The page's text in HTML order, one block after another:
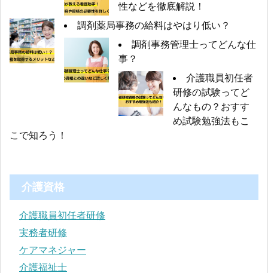
性などを徹底解説！
調剤薬局事務の給料はやはり低い？
調剤事務管理士ってどんな仕
事？
介護職員初任者
研修の試験ってど
んなもの？おすす
め試験勉強法もこ
こで知ろう！
介護資格
介護職員初任者研修
実務者研修
ケアマネジャー
介護福祉士